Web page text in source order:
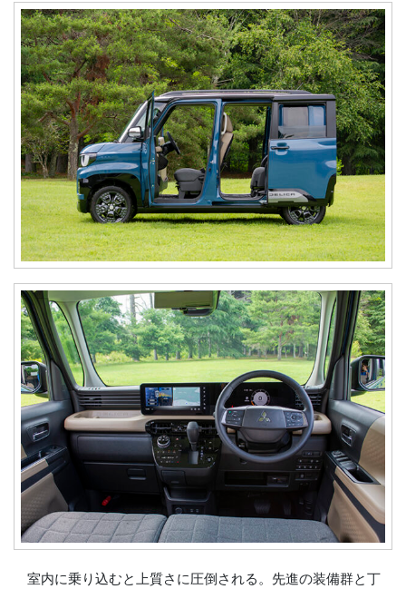
室内に乗り込むと上質さに圧倒される。先進の装備群と丁